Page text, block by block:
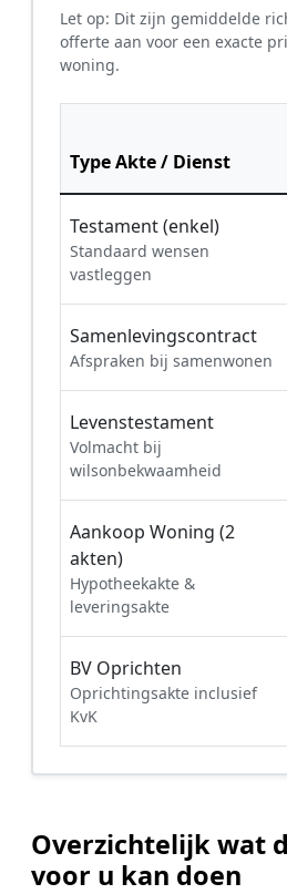
Let op: Dit zijn gemiddelde
offerte aan voor een exacte
woning.
Type Akte / Dienst
Testament (enkel)
Standaard wensen
vastleggen
Samenlevingscontract
Afspraken bij samenwonen
Levenstestament
Volmacht bij
wilsonbekwaamheid
Aankoop Woning (2
akten)
Hypotheekakte &
leveringsakte
BV Oprichten
Oprichtingsakte inclusief
KvK
Overzichtelijk wat
voor u kan doen